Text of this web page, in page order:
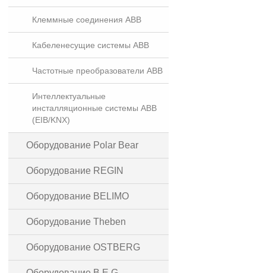
Клеммные соединения ABB
Кабеленесущие системы ABB
Частотные преобразователи ABB
Интеллектуальные
инсталляционные системы ABB
(EIB/KNX)
Оборудование Polar Bear
Оборудование REGIN
Оборудование BELIMO
Оборудование Theben
Оборудование OSTBERG